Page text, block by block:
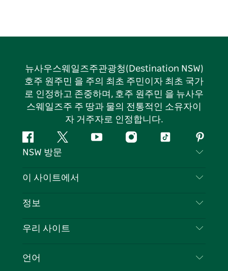
뉴사우스웨일즈주관광청(Destination NSW)
호주 원주민 을 주의 최초 주민이자 최초 국가
로 인정하고 존중하며, 호주 원주민 을 뉴사우
스웨일즈주 주 땅과 물의 전통적인 소유자이
자 거주자로 인정합니다.
페
이
북
지
다
유
인
틱
핀
터
스
NSW 방문
문의하기
쿠키 고지
이 사이트에서
목적지
이벤트
정보
여행 정보
뉴사우스웨일즈주 의 사업
우리 사이트
언어